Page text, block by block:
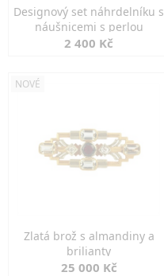
Designový set náhrdelníku s
náušnicemi s perlou
2 400 Kč
NOVÉ
Zlatá brož s almandiny a
brilianty
25 000 Kč